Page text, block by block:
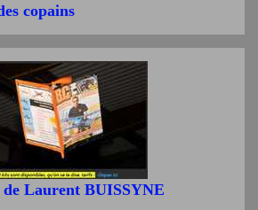
copains
de Laurent BUISSYNE